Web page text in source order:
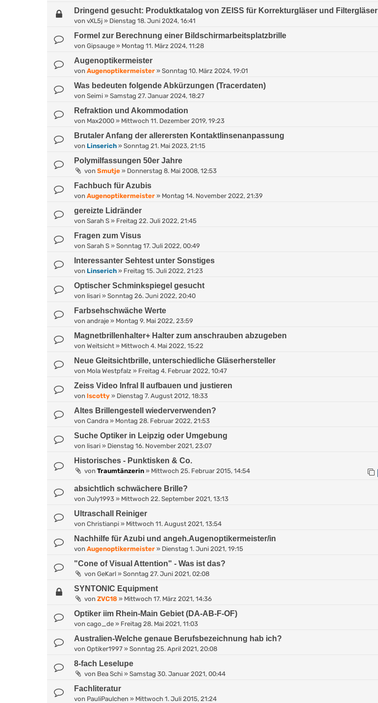
Dringend gesucht: Produktkatalog von ZEISS für Korrekturgläser und Filtergläser
von vXL5j » Dienstag 18. Juni 2024, 16:41
Formel zur Berechnung einer Bildschirmarbeitsplatzbrille
von Gipsauge » Montag 11. März 2024, 11:28
Augenoptikermeister
von Augenoptikermeister » Sonntag 10. März 2024, 19:01
Was bedeuten folgende Abkürzungen (Tracerdaten)
von Seimi » Samstag 27. Januar 2024, 18:27
Refraktion und Akommodation
von Max2000 » Mittwoch 11. Dezember 2019, 19:23
Brutaler Anfang der allerersten Kontaktlinsenanpassung
von Linserich » Sonntag 21. Mai 2023, 21:15
Polymilfassungen 50er Jahre
von Smutje » Donnerstag 8. Mai 2008, 12:53
Fachbuch für Azubis
von Augenoptikermeister » Montag 14. November 2022, 21:39
gereizte Lidränder
von Sarah S » Freitag 22. Juli 2022, 21:45
Fragen zum Visus
von Sarah S » Sonntag 17. Juli 2022, 00:49
Interessanter Sehtest unter Sonstiges
von Linserich » Freitag 15. Juli 2022, 21:23
Optischer Schminkspiegel gesucht
von lisari » Sonntag 26. Juni 2022, 20:40
Farbsehschwäche Werte
von andraje » Montag 9. Mai 2022, 23:59
Magnetbrillenhalter+ Halter zum anschrauben abzugeben
von Weitsicht » Mittwoch 4. Mai 2022, 15:22
Neue Gleitsichtbrille, unterschiedliche Gläserhersteller
von Mola Westpfalz » Freitag 4. Februar 2022, 10:47
Zeiss Video Infral II aufbauen und justieren
von lscotty » Dienstag 7. August 2012, 18:33
Altes Brillengestell wiederverwenden?
von Candra » Montag 28. Februar 2022, 21:53
Suche Optiker in Leipzig oder Umgebung
von lisari » Dienstag 16. November 2021, 23:07
Historisches - Punktisken & Co.
von Traumtänzerin » Mittwoch 25. Februar 2015, 14:54
absichtlich schwächere Brille?
von July1993 » Mittwoch 22. September 2021, 13:13
Ultraschall Reiniger
von Christianpi » Mittwoch 11. August 2021, 13:54
Nachhilfe für Azubi und angeh.Augenoptikermeister/in
von Augenoptikermeister » Dienstag 1. Juni 2021, 19:15
"Cone of Visual Attention" - Was ist das?
von GeKarl » Sonntag 27. Juni 2021, 02:08
SYNTONIC Equipment
von ZVC18 » Mittwoch 17. März 2021, 14:36
Optiker iim Rhein-Main Gebiet (DA-AB-F-OF)
von cago_de » Freitag 28. Mai 2021, 11:03
Australien-Welche genaue Berufsbezeichnung hab ich?
von Optiker1997 » Sonntag 25. April 2021, 20:08
8-fach Leselupe
von Bea Schi » Samstag 30. Januar 2021, 00:44
Fachliteratur
von PauliPaulchen » Mittwoch 1. Juli 2015, 21:24